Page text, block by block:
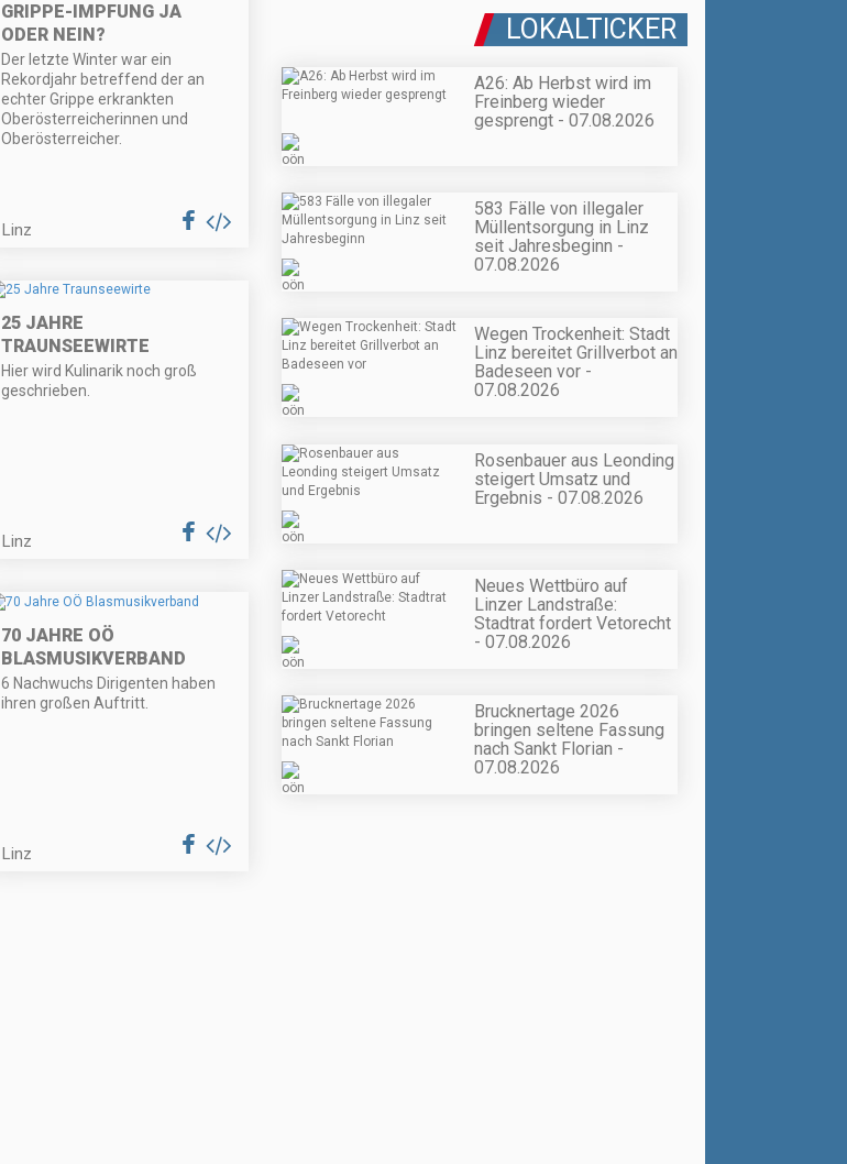
GRIPPE-IMPFUNG JA
ODER NEIN?
Der letzte Winter war ein
Rekordjahr betreffend der an
echter Grippe erkrankten
Oberösterreicherinnen und
Oberösterreicher.
Linz
25 JAHRE
TRAUNSEEWIRTE
Hier wird Kulinarik noch groß
geschrieben.
Linz
70 JAHRE OÖ
BLASMUSIKVERBAND
6 Nachwuchs Dirigenten haben
ihren großen Auftritt.
Linz
LOKALTICKER
A26: Ab Herbst wird im
Freinberg wieder
gesprengt - 07.08.2026
583 Fälle von illegaler
Müllentsorgung in Linz
seit Jahresbeginn -
07.08.2026
Wegen Trockenheit: Stadt
Linz bereitet Grillverbot an
Badeseen vor -
07.08.2026
Rosenbauer aus Leonding
steigert Umsatz und
Ergebnis - 07.08.2026
Neues Wettbüro auf
Linzer Landstraße:
Stadtrat fordert Vetorecht
- 07.08.2026
Brucknertage 2026
bringen seltene Fassung
nach Sankt Florian -
07.08.2026